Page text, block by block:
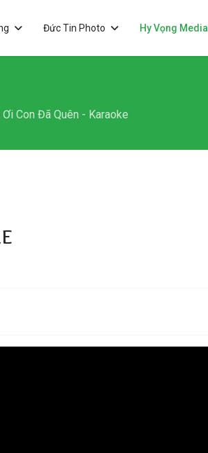
Đức Tin Photo Hy Vọng Media
Ơi Con Đã Quên - Karaoke